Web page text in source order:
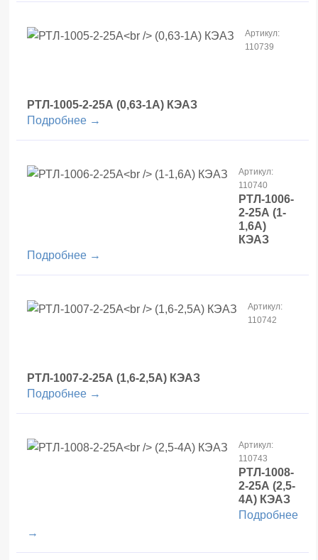
Артикул:
110739
РТЛ-1005-2-25А (0,63-1А) КЭАЗ
Подробнее →
Артикул:
110740
РТЛ-1006-
2-25А (1-
1,6А)
КЭАЗ
Подробнее →
Артикул:
110742
РТЛ-1007-2-25А (1,6-2,5А) КЭАЗ
Подробнее →
Артикул:
110743
РТЛ-1008-
2-25А (2,5-
4А) КЭАЗ
Подробнее
→